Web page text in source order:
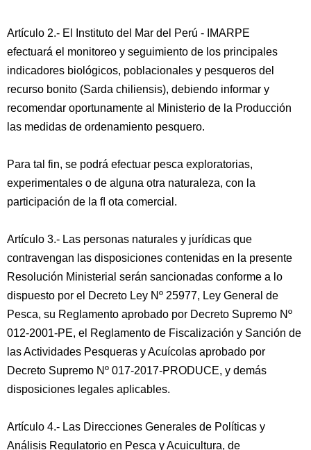
Artículo 2.- El Instituto del Mar del Perú - IMARPE
efectuará el monitoreo y seguimiento de los principales
indicadores biológicos, poblacionales y pesqueros del
recurso bonito (Sarda chiliensis), debiendo informar y
recomendar oportunamente al Ministerio de la Producción
las medidas de ordenamiento pesquero.
Para tal fin, se podrá efectuar pesca exploratorias,
experimentales o de alguna otra naturaleza, con la
participación de la ﬂ ota comercial.
Artículo 3.- Las personas naturales y jurídicas que
contravengan las disposiciones contenidas en la presente
Resolución Ministerial serán sancionadas conforme a lo
dispuesto por el Decreto Ley Nº 25977, Ley General de
Pesca, su Reglamento aprobado por Decreto Supremo Nº
012-2001-PE, el Reglamento de Fiscalización y Sanción de
las Actividades Pesqueras y Acuícolas aprobado por
Decreto Supremo Nº 017-2017-PRODUCE, y demás
disposiciones legales aplicables.
Artículo 4.- Las Direcciones Generales de Políticas y
Análisis Regulatorio en Pesca y Acuicultura, de